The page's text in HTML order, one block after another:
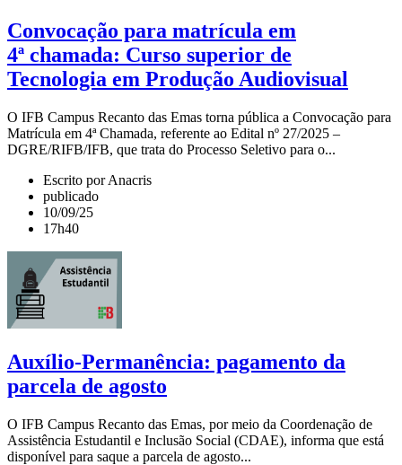
Convocação para matrícula em
4ª chamada: Curso superior de
Tecnologia em Produção Audiovisual
O IFB Campus Recanto das Emas torna pública a Convocação para
Matrícula em 4ª Chamada, referente ao Edital nº 27/2025 –
DGRE/RIFB/IFB, que trata do Processo Seletivo para o...
Escrito por Anacris
publicado
10/09/25
17h40
Auxílio-Permanência: pagamento da
parcela de agosto
O IFB Campus Recanto das Emas, por meio da Coordenação de
Assistência Estudantil e Inclusão Social (CDAE), informa que está
disponível para saque a parcela de agosto...